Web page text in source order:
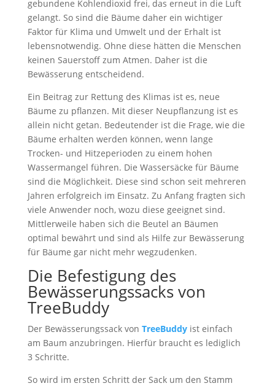
gebundene Kohlendioxid frei, das erneut in die Luft
gelangt. So sind die Bäume daher ein wichtiger
Faktor für Klima und Umwelt und der Erhalt ist
lebensnotwendig. Ohne diese hätten die Menschen
keinen Sauerstoff zum Atmen. Daher ist die
Bewässerung entscheidend.
Ein Beitrag zur Rettung des Klimas ist es, neue
Bäume zu pflanzen. Mit dieser Neupflanzung ist es
allein nicht getan. Bedeutender ist die Frage, wie die
Bäume erhalten werden können, wenn lange
Trocken- und Hitzeperioden zu einem hohen
Wassermangel führen. Die Wassersäcke für Bäume
sind die Möglichkeit. Diese sind schon seit mehreren
Jahren erfolgreich im Einsatz. Zu Anfang fragten sich
viele Anwender noch, wozu diese geeignet sind.
Mittlerweile haben sich die Beutel an Bäumen
optimal bewährt und sind als Hilfe zur Bewässerung
für Bäume gar nicht mehr wegzudenken.
Die Befestigung des
Bewässerungssacks von
TreeBuddy
Der Bewässerungssack von TreeBuddy ist einfach
am Baum anzubringen. Hierfür braucht es lediglich
3 Schritte.
So wird im ersten Schritt der Sack um den Stamm